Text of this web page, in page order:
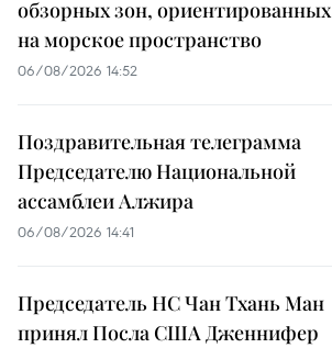
обзорных зон, ориентированных
на морское пространство
06/08/2026 14:52
Поздравительная телеграмма
Председателю Национальной
ассамблеи Алжира
06/08/2026 14:41
Председатель НС Чан Тхань Ман
принял Посла США Дженнифер